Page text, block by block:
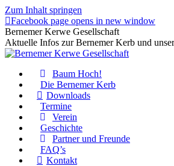
Zum Inhalt springen
Facebook page opens in new window
Bernemer Kerwe Gesellschaft
Aktuelle Infos zur Bernemer Kerb und
Baum Hoch!
Die Bernemer Kerb
Downloads
Termine
Verein
Geschichte
Partner und Freunde
FAQ’s
Kontakt